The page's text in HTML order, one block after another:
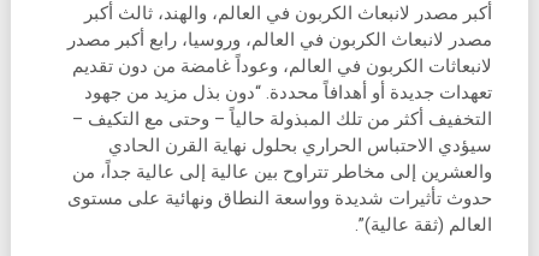
أكبر مصدر لانبعاث الكربون في العالم، والهند، ثالث أكبر
مصدر لانبعاث الكربون في العالم، وروسيا، رابع أكبر مصدر
لانبعاثات الكربون في العالم، وعوداً غامضة من دون تقديم
تعهدات جديدة أو أهدافاً محددة. “دون بذل مزيد من جهود
التخفيف أكثر من تلك المبذولة حالياً – وحتى مع التكيف –
سيؤدي الاحتباس الحراري بحلول نهاية القرن الحادي
والعشرين إلى مخاطر تتراوح بين عالية إلى عالية جداً، من
حدوث تأثيرات شديدة وواسعة النطاق ونهائية على مستوى
العالم (ثقة عالية)”.